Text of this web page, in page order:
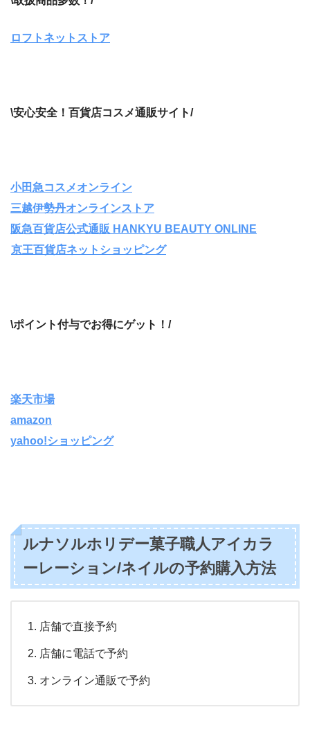
ロフトネットストア
\安心安全！百貨店コスメ通販サイト/
小田急コスメオンライン
三越伊勢丹オンラインストア
阪急百貨店公式通販 HANKYU BEAUTY ONLINE
京王百貨店ネットショッピング
\ポイント付与でお得にゲット！/
楽天市場
amazon
yahoo!ショッピング
ルナソルホリデー菓子職人アイカラ
ーレーション/ネイルの予約購入方法
店舗で直接予約
店舗に電話で予約
オンライン通販で予約